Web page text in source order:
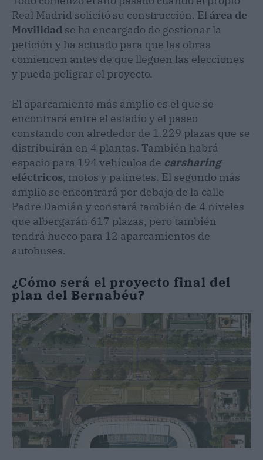
Real Madrid solicitó su construcción. El área de
Movilidad se ha encargado de gestionar la
petición y ha actuado para que las obras
comiencen antes de que lleguen las elecciones
y pueda peligrar el proyecto.
El aparcamiento más amplio es el que se
encontrará entre el estadio y el paseo
constando con alrededor de 1.229 plazas que se
distribuirán en 4 plantas. También habrá
espacio para 194 vehículos de carsharing
eléctricos, motos y patinetes. El segundo más
amplio se encontrará por debajo de la calle
Padre Damián y constará también de 4 niveles
que albergarán 617 plazas, pero también
tendrá hueco para 12 aparcamientos de
autobuses.
¿Cómo será el proyecto final del
plan del Bernabéu?